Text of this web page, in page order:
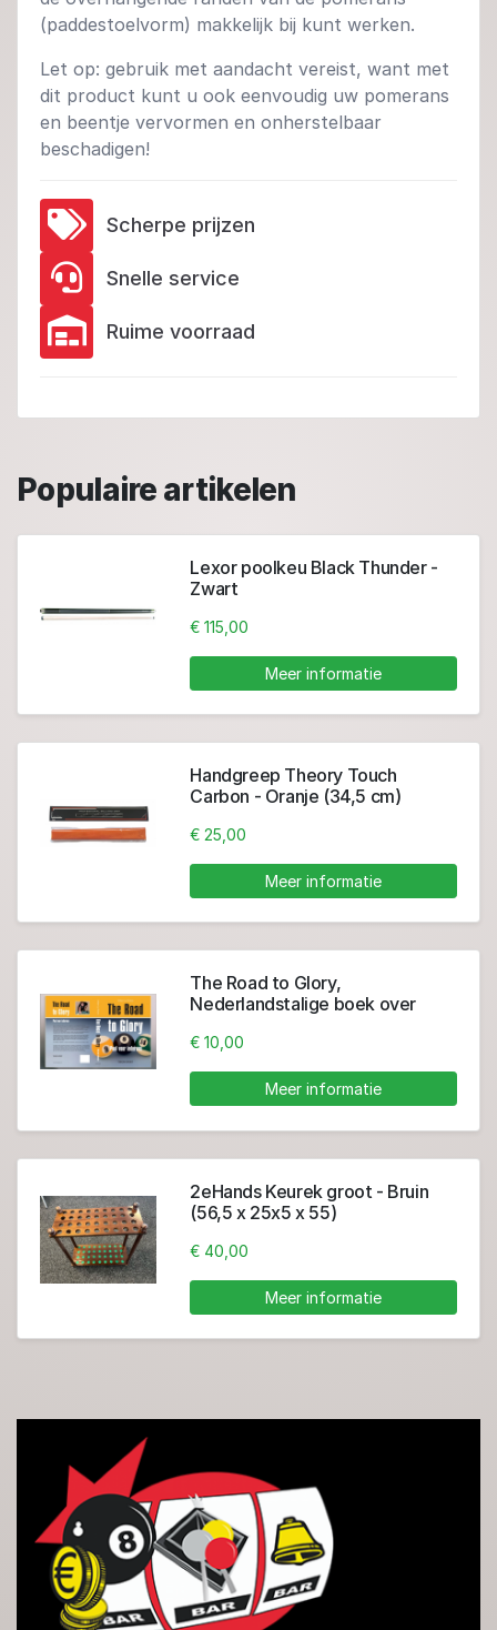
(paddestoelvorm) makkelijk bij kunt werken.
Let op: gebruik met aandacht vereist, want met
dit product kunt u ook eenvoudig uw pomerans
en beentje vervormen en onherstelbaar
beschadigen!
Scherpe prijzen
Snelle service
Ruime voorraad
Populaire artikelen
Lexor poolkeu Black Thunder -
Zwart
€ 115,00
Meer informatie
Handgreep Theory Touch
Carbon - Oranje (34,5 cm)
€ 25,00
Meer informatie
The Road to Glory,
Nederlandstalige boek over
€ 10,00
Meer informatie
2eHands Keurek groot - Bruin
(56,5 x 25x5 x 55)
€ 40,00
Meer informatie